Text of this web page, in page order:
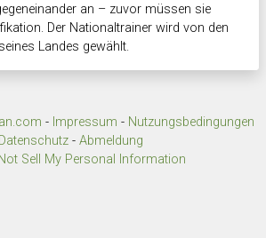
an – zuvor müssen sie
Der Nationaltrainer wird von den
Landes gewählt.
- Impressum - Nutzungsbedingungen
Datenschutz- Abmeldung
Sell My Personal Information